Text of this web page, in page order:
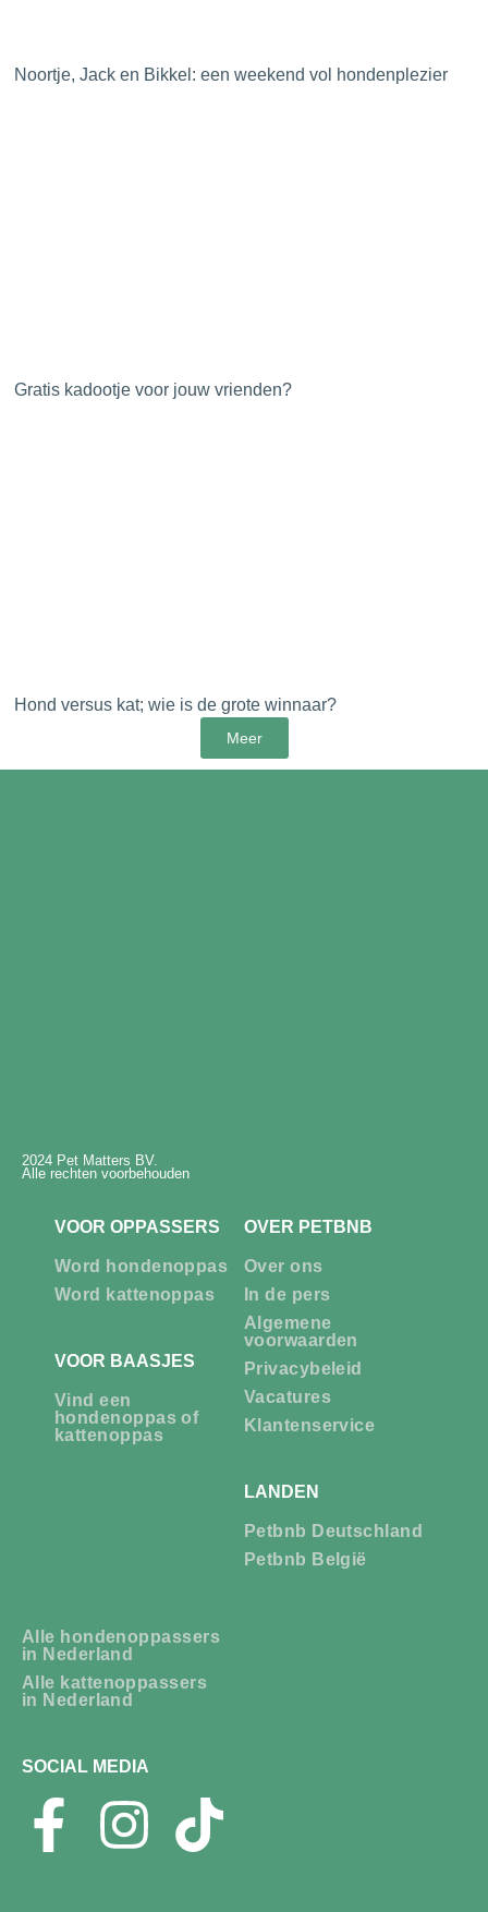
Noortje, Jack en Bikkel: een weekend vol hondenplezier
Gratis kadootje voor jouw vrienden?
Hond versus kat; wie is de grote winnaar?
Meer
2024 Pet Matters BV.
Alle rechten voorbehouden
VOOR OPPASSERS
Word hondenoppas
Word kattenoppas
VOOR BAASJES
Vind een
hondenoppas of
kattenoppas
OVER PETBNB
Over ons
In de pers
Algemene
voorwaarden
Privacybeleid
Vacatures
Klantenservice
LANDEN
Petbnb Deutschland
Petbnb België
Alle hondenoppassers
in Nederland
Alle kattenoppassers
in Nederland
SOCIAL MEDIA